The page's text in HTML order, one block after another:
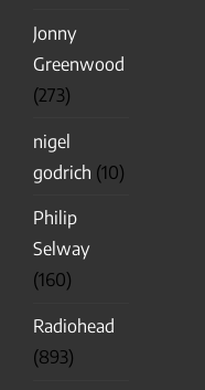
Jonny
Greenwood
(273)
nigel
godrich (10)
Philip
Selway
(160)
Radiohead
(893)